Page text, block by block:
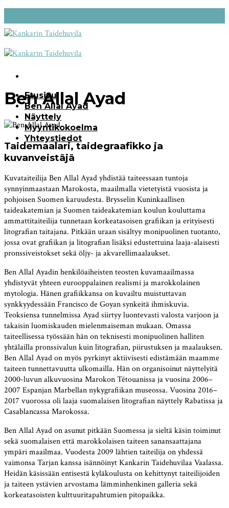
to
content
Etusivu
Ben Allal Ayad
Näyttely
Myyntikokoelma
Yhteystiedot
Ben Allal Ayad
Taidemaalari, taidegraafikko ja
kuvanveistäjä
Kuvataiteilija Ben Allal Ayad yhdistää taiteessaan tuntoja
synnyinmaastaan Marokosta, maailmalla vietetyistä vuosista ja
pohjoisen Suomen karuudesta. Brysselin Kuninkaallisen
taideakatemian ja Suomen taideakatemian koulun kouluttama
ammattitaiteilija tunnetaan korkeatasoisen grafiikan ja erityisesti
litografian taitajana. Pitkään uraan sisältyy monipuolinen tuotanto,
jossa ovat grafiikan ja litografian lisäksi edustettuina laaja-alaisesti
pronssiveistokset sekä öljy- ja akvarellimaalaukset.
Ben Allal Ayadin henkilöaiheisten teosten kuvamaailmassa
yhdistyvät yhteen eurooppalainen realismi ja marokkolainen
mytologia. Hänen grafiikkansa on kuvailtu muistuttavan
synkkyydessään Francisco de Goyan synkeitä ihmiskuvia.
Teoksiensa tunnelmissa Ayad siirtyy luontevasti valosta varjoon ja
takaisin luomiskauden mielenmaiseman mukaan. Omassa
taiteellisessa työssään hän on teknisesti monipuolinen halliten
yhtälailla pronssivalun kuin litografian, piirustuksen ja maalauksen.
Ben Allal Ayad on myös pyrkinyt aktiivisesti edistämään maamme
taiteen tunnettavuutta ulkomailla. Hän on organisoinut näyttelyitä
2000-luvun alkuvuosina Marokon Tétouanissa ja vuosina 2006–
2007 Espanjan Marbellan nykygrafiikan museossa. Vuosina 2016–
2017 vuorossa oli laaja suomalaisen litografian näyttely Rabatissa ja
Casablancassa Marokossa.
Ben Allal Ayad on asunut pitkään Suomessa ja sieltä käsin toiminut
sekä suomalaisen että marokkolaisen taiteen sanansaattajana
ympäri maailmaa. Vuodesta 2009 lähtien taiteilija on yhdessä
vaimonsa Tarjan kanssa isännöinyt Kankarin Taidehuvilaa Vaalassa.
Heidän käsissään entisestä kyläkoulusta on kehittynyt taiteilijoiden
ja taiteen ystävien arvostama lämminhenkinen galleria sekä
korkeatasoisten kulttuuritapahtumien pitopaikka.